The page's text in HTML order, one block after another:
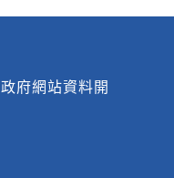
政府網站資料開